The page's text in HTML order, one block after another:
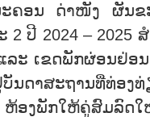
ຄອນ ດ່າໜັງ ຜັນຂ
2 ປີ 2024 – 2025
ລະ ເຂດພັກຜ່ອນຢ່
ນດາສະຖານທີ່ທ່
ຫ້ອງພັກໃຫ້ຄູ່ສົມລົດ